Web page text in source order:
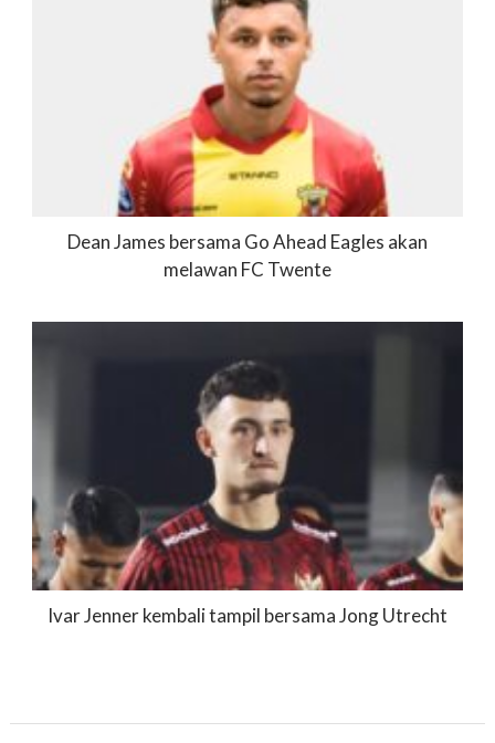
Dean James bersama Go Ahead Eagles akan
melawan FC Twente
Ivar Jenner kembali tampil bersama Jong Utrecht